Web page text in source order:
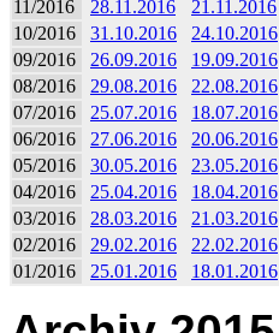
11/2016
28.11.2016 21.11.2016
10/2016
31.10.2016 24.10.2016
09/2016
26.09.2016 19.09.2016
08/2016
29.08.2016 22.08.2016
07/2016
25.07.2016 18.07.2016
06/2016
27.06.2016 20.06.2016
05/2016
30.05.2016 23.05.2016
04/2016
25.04.2016 18.04.2016
03/2016
28.03.2016 21.03.2016
02/2016
29.02.2016 22.02.2016
01/2016
25.01.2016 18.01.2016